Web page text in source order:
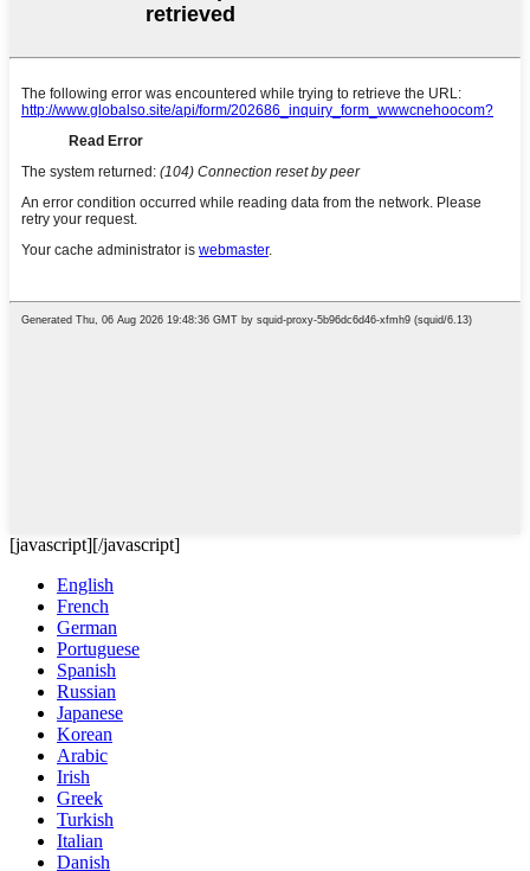
[javascript][/javascript]
English
French
German
Portuguese
Spanish
Russian
Japanese
Korean
Arabic
Irish
Greek
Turkish
Italian
Danish